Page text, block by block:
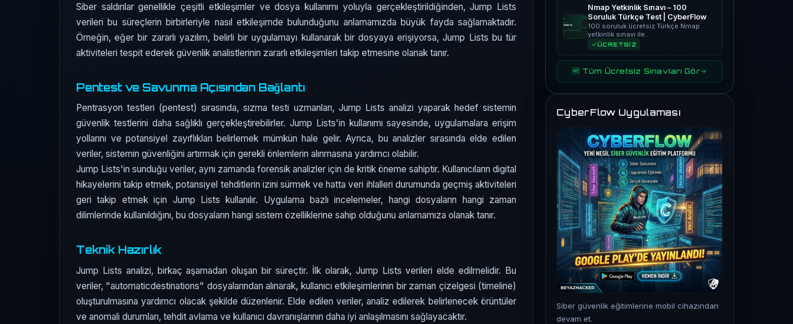
Siber saldırılar genellikle çeşitli etkileşimler ve dosya kullanımı yoluyla gerçekleştirildiğinden, Jump Lists
verileri bu süreçlerin birbirleriyle nasıl etkileşimde bulunduğunu anlamamızda büyük fayda sağlamaktadır.
Örneğin, eğer bir zararlı yazılım, belirli bir uygulamayı kullanarak bir dosyaya erişiyorsa, Jump Lists bu tür
aktiviteleri tespit ederek güvenlik analistlerinin zararlı etkileşimleri takip etmesine olanak tanır.
Pentest ve Savunma Açısından Bağlantı
Pentrasyon testleri (pentest) sırasında, sızma testi uzmanları, Jump Lists analizi yaparak hedef sistemin
güvenlik testlerini daha sağlıklı gerçekleştirebilirler. Jump Lists'in kullanımı sayesinde, uygulamalara erişim
yollarını ve potansiyel zayıflıkları belirlemek mümkün hale gelir. Ayrıca, bu analizler sırasında elde edilen
veriler, sistemin güvenliğini artırmak için gerekli önlemlerin alınmasına yardımcı olabilir.
Jump Lists'in sunduğu veriler, aynı zamanda forensik analizler için de kritik öneme sahiptir. Kullanıcıların digital
hikayelerini takip etmek, potansiyel tehditlerin izini sürmek ve hatta veri ihlalleri durumunda geçmiş aktiviteleri
geri takip etmek için Jump Lists kullanılır. Uygulama bazlı incelemeler, hangi dosyaların hangi zaman
dilimlerinde kullanıldığını, bu dosyaların hangi sistem özelliklerine sahip olduğunu anlamamıza olanak tanır.
Teknik Hazırlık
Jump Lists analizi, birkaç aşamadan oluşan bir süreçtir. İlk olarak, Jump Lists verileri elde edilmelidir. Bu
veriler, "automaticdestinations" dosyalarından alınarak, kullanıcı etkileşimlerinin bir zaman çizelgesi (timeline)
oluşturulmasına yardımcı olacak şekilde düzenlenir. Elde edilen veriler, analiz edilerek belirlenecek örüntüler
ve anomali durumları, tehdit avlama ve kullanıcı davranışlarının daha iyi anlaşılmasını sağlayacaktır.
Nmap Yetkinlik Sınavı – 100
Soruluk Türkçe Test | CyberFlow
100 soruluk ücretsiz Türkçe Nmap
yetkinlik sınavı ile…
ÜCRETSİZ
🆓 Tüm Ücretsiz Sınavları Gör
CyberFlow Uygulaması
Siber güvenlik eğitimlerine mobil cihazından
devam et.